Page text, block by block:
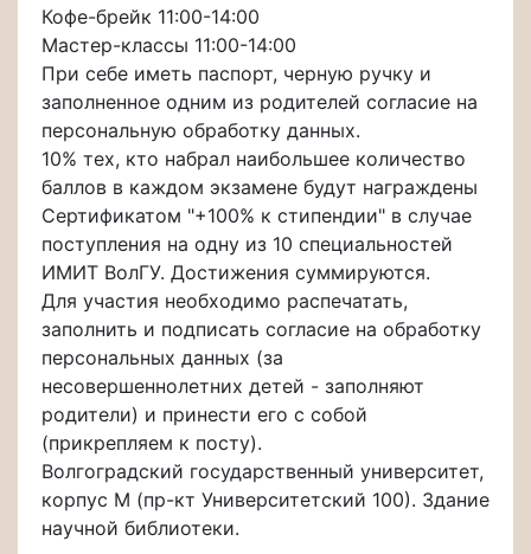
Кофе-брейк 11:00-14:00
Мастер-классы 11:00-14:00
При себе иметь паспорт, черную ручку и
заполненное одним из родителей согласие на
персональную обработку данных.
10% тех, кто набрал наибольшее количество
баллов в каждом экзамене будут награждены
Сертификатом "+100% к стипендии" в случае
поступления на одну из 10 специальностей
ИМИТ ВолГУ. Достижения суммируются.
Для участия необходимо распечатать,
заполнить и подписать согласие на обработку
персональных данных (за
несовершеннолетних детей - заполняют
родители) и принести его с собой
(прикрепляем к посту).
Волгоградский государственный университет,
корпус М (пр-кт Университетский 100). Здание
научной библиотеки.